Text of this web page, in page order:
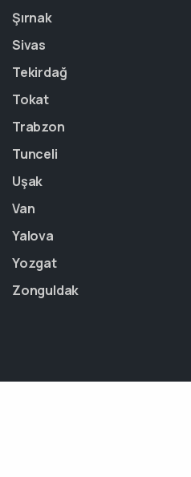
Şırnak
Sivas
Tekirdağ
Tokat
Trabzon
Tunceli
Uşak
Van
Yalova
Yozgat
Zonguldak